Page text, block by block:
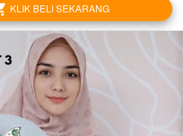
KLIK BELI SEKARANG